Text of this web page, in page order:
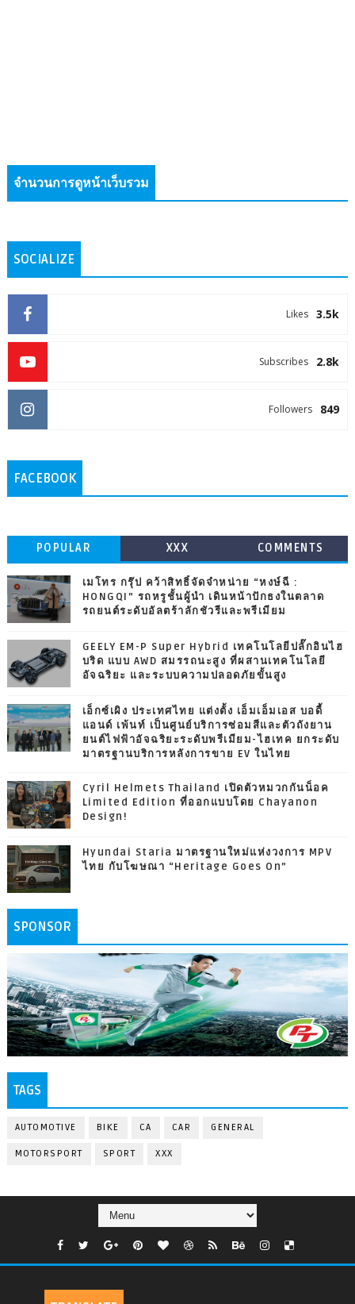
จำนวนการดูหน้าเว็บรวม
SOCIALIZE
3.5k
Likes
2.8k
Subscribes
849
Followers
FACEBOOK
POPULAR XXX COMMENTS
เมโทร กรุ๊ป คว้าสิทธิ์จัดจำหน่าย “หงษ์ฉี :
HONGQI” รถหรูชั้นผู้นำ เดินหน้าปักธงในตลาด
รถยนต์ระดับอัลตร้าลักชัวรีและพรีเมียม
GEELY EM-P Super Hybrid เทคโนโลยีปลั๊กอินไฮ
บริด แบบ AWD สมรรถนะสูง ที่ผสานเทคโนโลยี
อัจฉริยะ และระบบความปลอดภัยขั้นสูง
เอ็กซ์เผิง ประเทศไทย แต่งตั้ง เอ็มเอ็มเอส บอดี้
แอนด์ เพ้นท์ เป็นศูนย์บริการซ่อมสีและตัวถังยาน
ยนต์ไฟฟ้าอัจฉริยะระดับพรีเมียม-ไฮเทค ยกระดับ
มาตรฐานบริการหลังการขาย EV ในไทย
Cyril Helmets Thailand เปิดตัวหมวกกันน็อค
Limited Edition ที่ออกแบบโดย Chayanon
Design!
Hyundai Staria มาตรฐานใหม่แห่งวงการ MPV
ไทย กับโฆษณา “Heritage Goes On”
SPONSOR
TAGS
AUTOMOTIVE BIKE CA CAR GENERAL
MOTORSPORT SPORT XXX